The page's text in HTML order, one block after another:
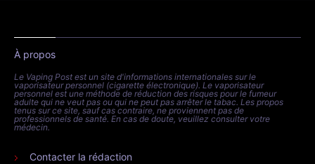
À propos
Le Vaping Post est un site d'informations internationales sur le
vaporisateur personnel (cigarette électronique). Le vaporisateur
personnel est une méthode de réduction des risques pour le fumeur
adulte qui ne veut pas ou qui ne peut pas arrêter le tabac. Les propos
tenus sur ce site, sauf cas contraire, ne proviennent pas de
professionnels de santé. En cas de doute, veuillez consulter votre
médecin.
Contacter la rédaction